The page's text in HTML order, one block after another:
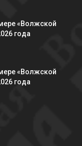
«Волжской
года
«Волжской
года